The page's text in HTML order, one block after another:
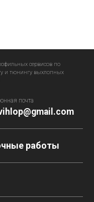
сервисов по
и тюнингу выхлопных
почта
работы